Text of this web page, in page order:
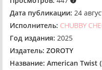
Дата публикации: 24
Исполнитель: CHUBBY
Год издания: 2025
Издатель: ZOROTY
Название: American Twist